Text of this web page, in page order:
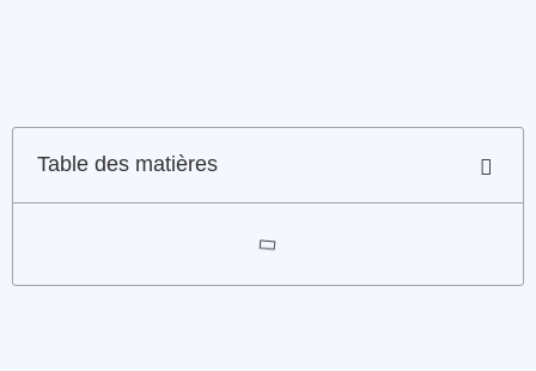
Table des matières